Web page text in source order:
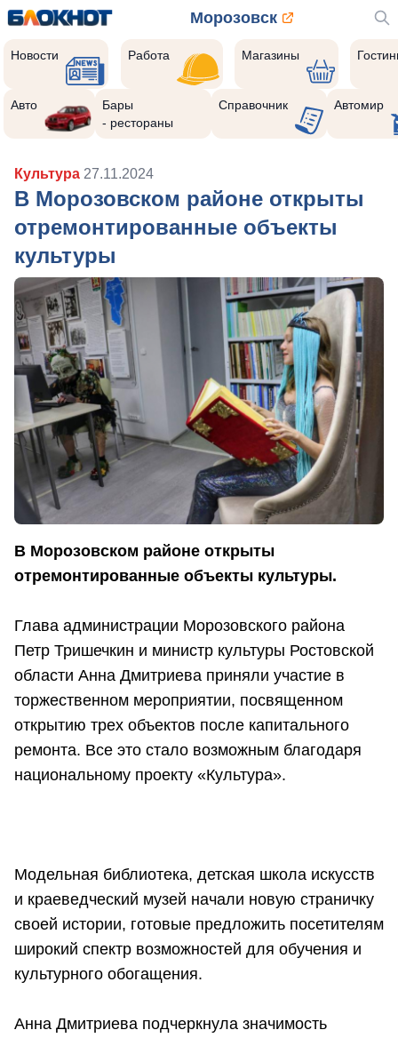
Морозовск
Новости Работа Магазины
Авто
Бары
- рестораны
Справочник Автомир
Культура 27.11.2024
В Морозовском районе открыты
отремонтированные объекты
культуры
В Морозовском районе открыты
отремонтированные объекты культуры.
Глава администрации Морозовского района
Петр Тришечкин и министр культуры Ростовской
области Анна Дмитриева приняли участие в
торжественном мероприятии, посвященном
открытию трех объектов после капитального
ремонта. Все это стало возможным благодаря
национальному проекту «Культура».
Модельная библиотека, детская школа искусств
и краеведческий музей начали новую страничку
своей истории, готовые предложить посетителям
широкий спектр возможностей для обучения и
культурного обогащения.
Анна Дмитриева подчеркнула значимость